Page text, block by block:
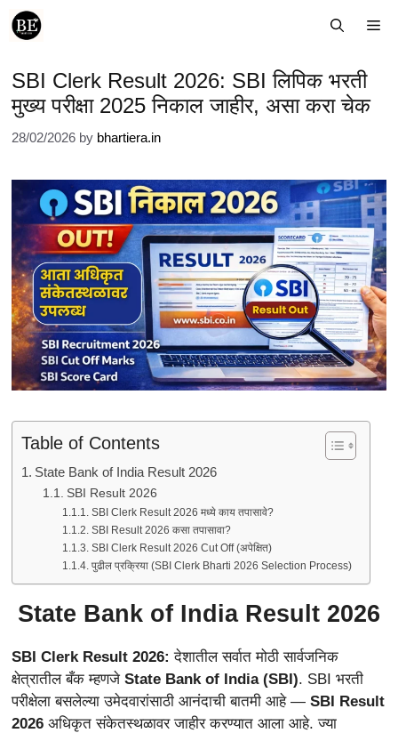
Skip
SBI Clerk Result 2026: SBI लिपिक भरती
मुख्य परीक्षा 2025 निकाल जाहीर, असा करा चेक
28/02/2026 by bhartiera.in
Table of Contents
State Bank of India Result 2026
SBI Result 2026
SBI Clerk Result 2026 मध्ये काय तपासावे?
SBI Result 2026 कसा तपासावा?
SBI Clerk Result 2026 Cut Off (अपेक्षित)
पुढील प्रक्रिया (SBI Clerk Bharti 2026 Selection Process)
State Bank of India Result 2026
SBI Clerk Result 2026:देशातील सर्वात मोठी सार्वजनिक
क्षेत्रातील बँक म्हणजे State Bank of India (SBI). SBI भरती
परीक्षेला बसलेल्या उमेदवारांसाठी आनंदाची बातमी आहे — SBI Result
2026 अधिकृत संकेतस्थळावर जाहीर करण्यात आला आहे. ज्या